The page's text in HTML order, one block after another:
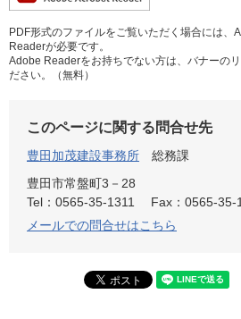
PDF形式のファイルをご覧いただく場合には、
Readerが必要です。
Adobe Readerをお持ちでない方は、バナーの
ださい。（無料）
このページに関する問合せ先
豊田加茂建設事務所
総務課
豊田市常盤町3－28
Tel：0565-35-1311
Fax：0565-35-
メールでの問合せはこちら